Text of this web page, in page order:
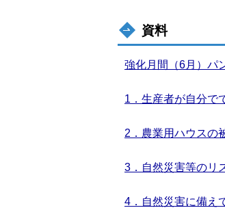
資料
強化月間（6月）パ
1．生産者が自分で
2．農業用ハウスの
3．自然災害等のリ
4．自然災害に備え